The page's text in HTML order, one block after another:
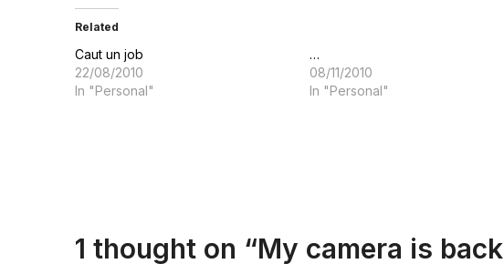
Related
Caut un job
22/08/2010
In "Personal"
…
08/11/2010
In "Personal"
1 thought on “My camera is back